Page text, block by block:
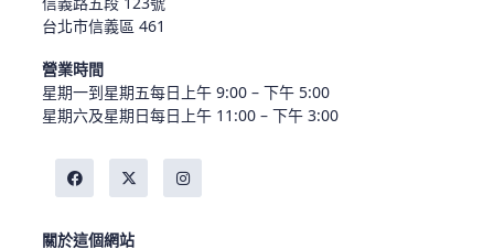
台北市信義區 461
營業時間
星期一到星期五每日上午 9:00 – 下午 5:00
星期六及星期日每日上午 11:00 – 下午 3:00
關於這個網站